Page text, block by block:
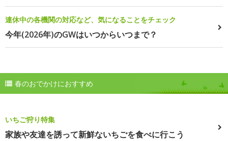
連休中の各機関の対応など、気になることをチェック
今年(2026年)のGWはいつからいつまで？
春のおでかけにおすすめ
いちご狩り特集
家族や友達を誘って新鮮ないちごを食べに行こう